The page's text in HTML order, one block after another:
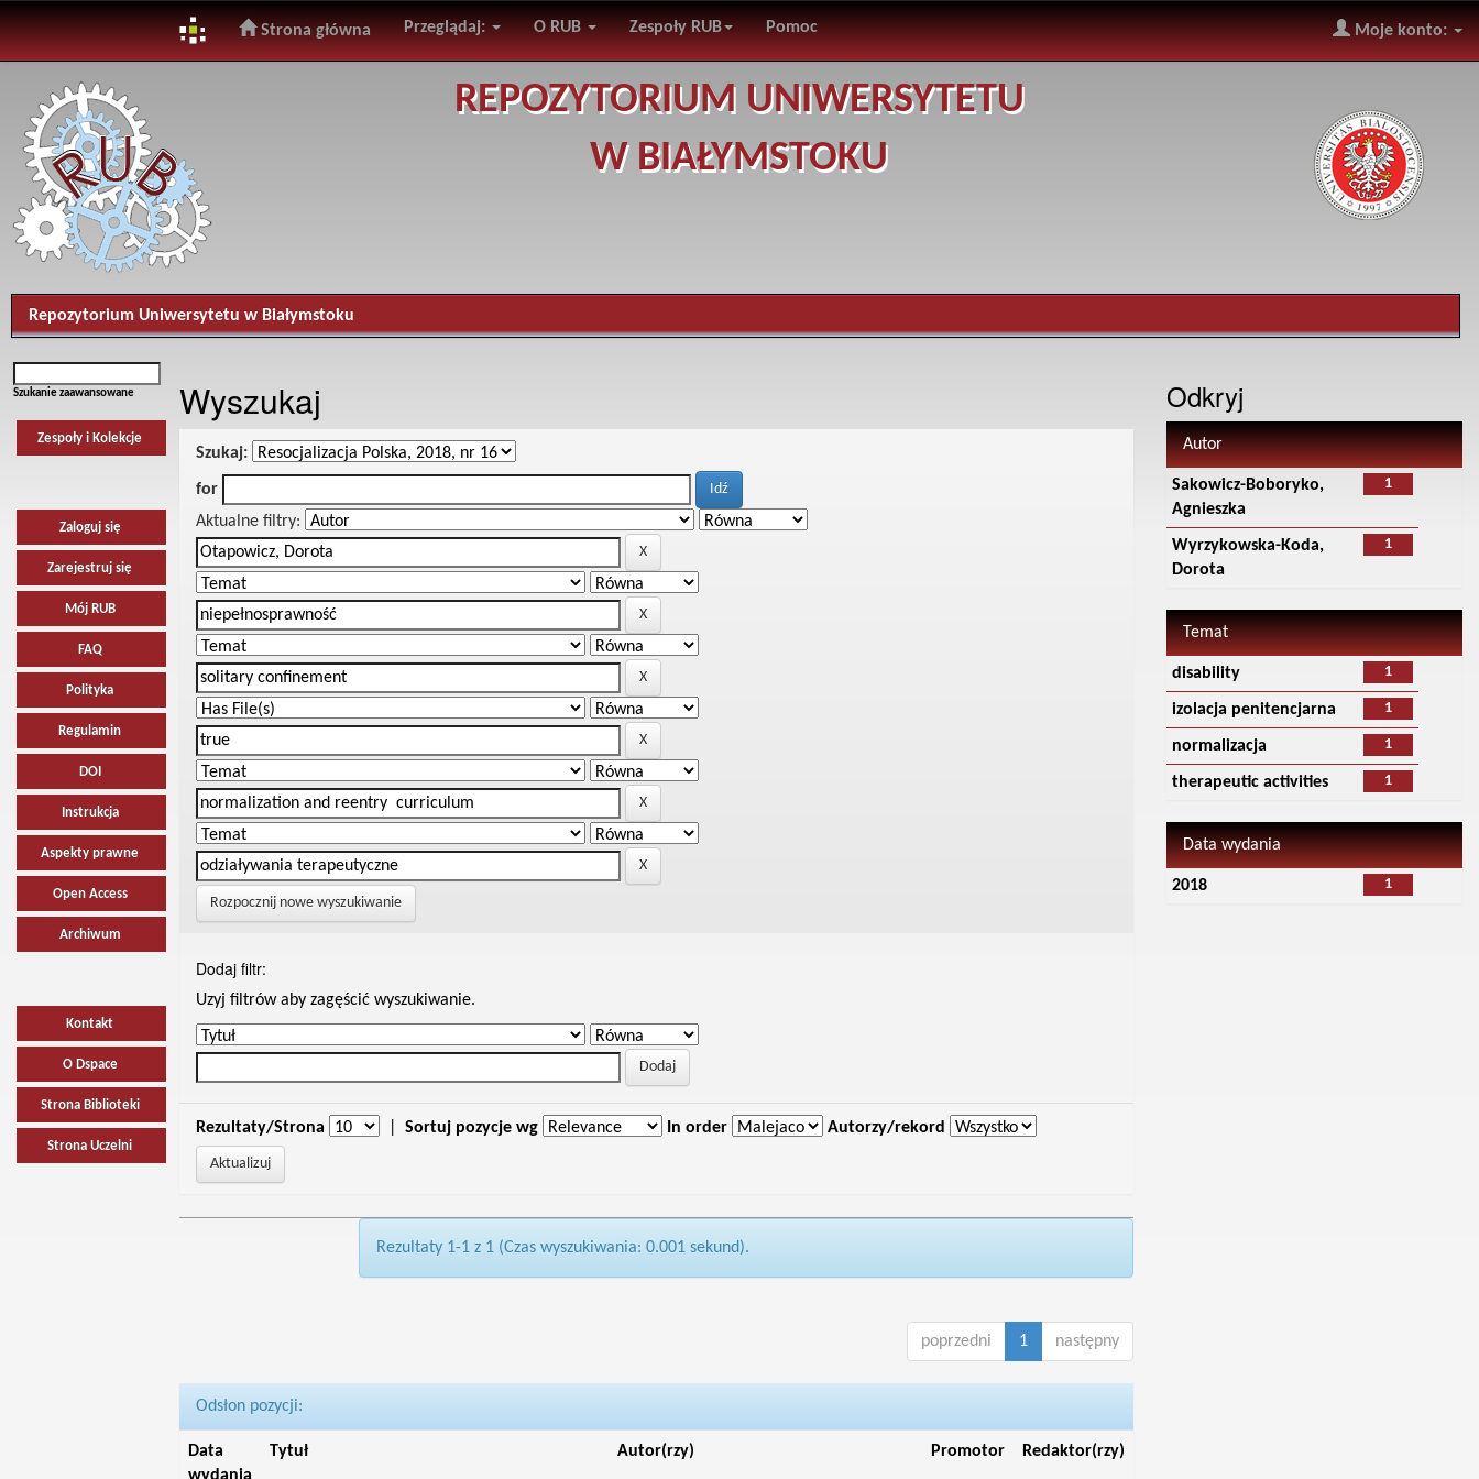
navigation
Strona główna Przeglądaj: O RUB Zespoły RUB Pomoc Moje konto:
REPOZYTORIUM UNIWERSYTETU
W BIAŁYMSTOKU
Repozytorium Uniwersytetu w Białymstoku
Szukanie zaawansowane
Zespoły i Kolekcje
Zaloguj się
Zarejestruj się
Mój RUB
FAQ
Polityka
Regulamin
DOI
Instrukcja
Aspekty prawne
Open Access
Archiwum
Kontakt
O Dspace
Strona Biblioteki
Strona Uczelni
Wyszukaj
Szukaj:
for
Aktualne filtry:
Rozpocznij nowe wyszukiwanie
Dodaj filtr:
Uzyj filtrów aby zagęścić wyszukiwanie.
Rezultaty/Strona Sortuj pozycje wg In order Autorzy/rekord
Rezultaty 1-1 z 1 (Czas wyszukiwania: 0.001 sekund).
poprzedni 1 następny
Odsłon pozycji:
Data
Tytuł Autor(rzy) Promotor Redaktor(rzy)
Odkryj
Autor
1
Sakowicz-Boboryko,
Agnieszka
1
Wyrzykowska-Koda,
Dorota
Temat
1
disability
1
izolacja penitencjarna
1
normalizacja
1
therapeutic activities
Data wydania
1
2018